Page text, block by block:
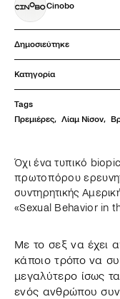
Cinobo
Δημοσιεύτηκε
Κατηγορία
Tags
Πρεμιέρες, Λίαμ Νίσον,
Όχι ένα τυπικό
πρωτοπόρου
συντηρητικής
«Sexual Behavior in
Με το σεξ να έχει
κάποιο τρόπο να
μεγαλύτερο ίσως
ενός ανθρώπου